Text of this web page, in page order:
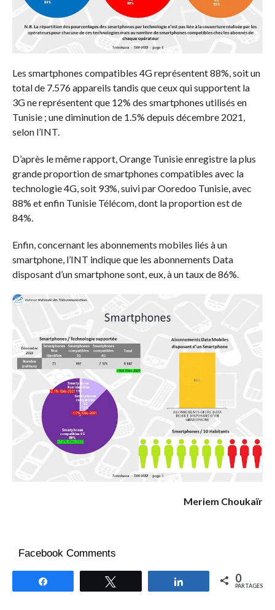
Les smartphones compatibles 4G représentent 88%, soit un
total de 7.576 appareils tandis que ceux qui supportent la
3G ne représentent que 12% des smartphones utilisés en
Tunisie ; une diminution de 1.5% depuis décembre 2021,
selon l’INT.
D’après le même rapport, Orange Tunisie enregistre la plus
grande proportion de smartphones compatibles avec la
technologie 4G, soit 93%, suivi par Ooredoo Tunisie, avec
88% et enfin Tunisie Télécom, dont la proportion est de
84%.
Enfin, concernant les abonnements mobiles liés à un
smartphone, l’INT indique que les abonnements Data
disposant d’un smartphone sont, eux, à un taux de 86%.
Meriem Choukaïr
Facebook Comments
Partagez 0
PARTAGES